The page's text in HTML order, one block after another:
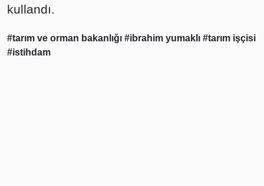
kullandı.
#tarım ve orman bakanlığı #ibrahim yumaklı #tarım işçisi
#istihdam